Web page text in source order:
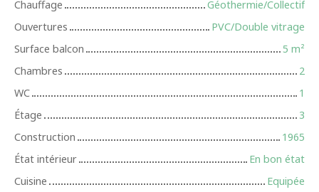
Chauffage
Géothermie/Collectif
Ouvertures
PVC/Double vitrage
Surface balcon
5 m²
Chambres
2
WC
1
Étage
3
Construction
1965
État intérieur
En bon état
Cuisine
Equipée